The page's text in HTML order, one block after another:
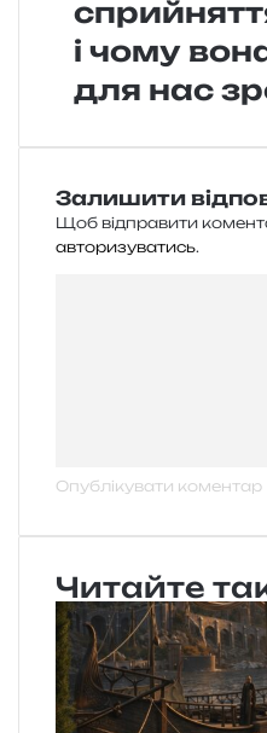
і чому
для нас
Залишити
Щоб відправити
авторизуватись.
Читайте